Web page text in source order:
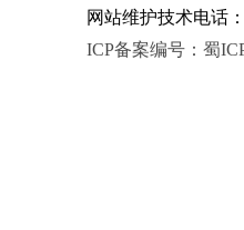
网站维护技术电话
ICP备案编号：蜀